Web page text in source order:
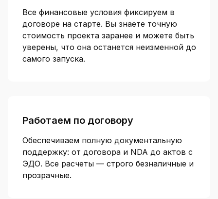
Все финансовые условия фиксируем в
договоре на старте. Вы знаете точную
стоимость проекта заранее и можете быть
уверены, что она останется неизменной до
самого запуска.
Работаем по договору
Обеспечиваем полную документальную
поддержку: от договора и NDA до актов с
ЭДО. Все расчеты — строго безналичные и
прозрачные.